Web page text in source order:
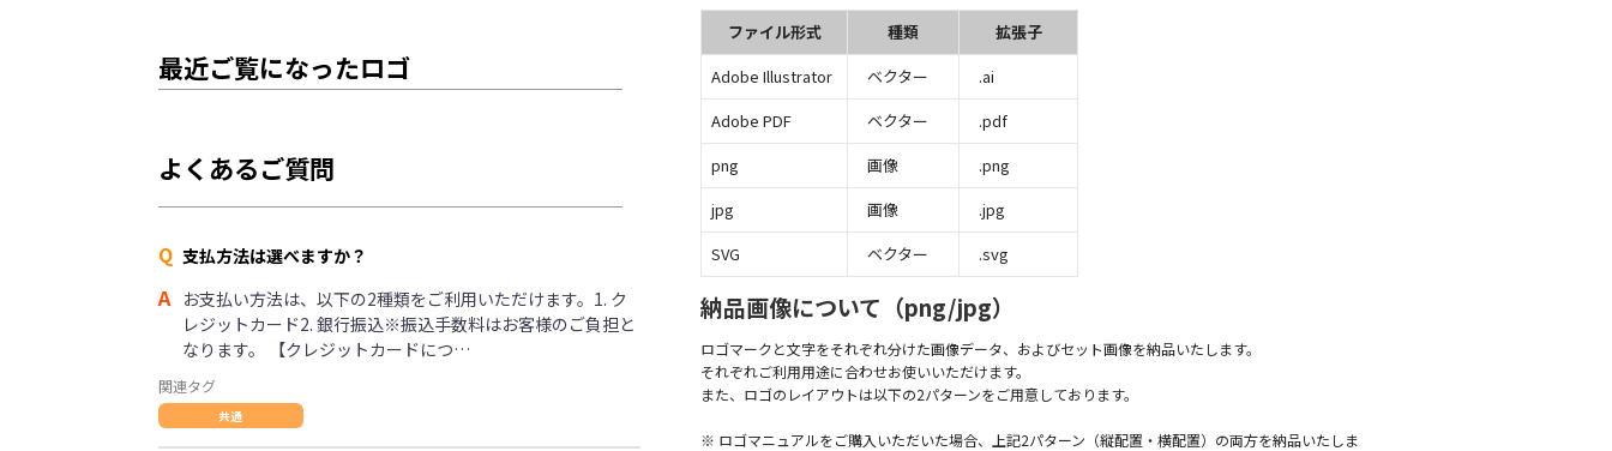
最近ご覧になったロゴ
よくあるご質問
Q 支払方法は選べますか？
A お支払い方法は、以下の2種類をご利用いただけます。1. ク
レジットカード2. 銀行振込※振込手数料はお客様のご負担と
なります。 【クレジットカードにつ…
関連タグ
共通
ファイル形式 種類
拡張子
Adobe Illustrator
ベクター
.ai
Adobe PDF
ベクター
.pdf
png
画像
.png
jpg
画像
.jpg
SVG
ベクター .svg
納品画像について（png/jpg）
ロゴマークと文字をそれぞれ分けた画像データ、およびセット画像を納品いたします。
それぞれご利用用途に合わせお使いいただけます。
また、ロゴのレイアウトは以下の2パターンをご用意しております。
※ ロゴマニュアルをご購入いただいた場合、上記2パターン（縦配置・横配置）の両方を納品いたしま